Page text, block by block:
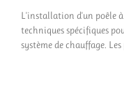
L'installation d'un poêle à
techniques spécifiques
système de chauffage.